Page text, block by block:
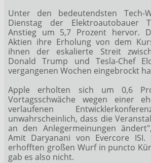
Unter den bedeutendsten Tech-
Dienstag der Elektroautobauer
Anstieg um 5,7 Prozent hervor.
Aktien ihre Erholung von dem
ihnen der eskalierte Streit
Donald Trump und Tesla-Chef
vergangenen Wochen eingebrockt
Apple erholten sich um 0,6
Vortagsschwäche wegen einer
verlaufenen
unwahrscheinlich, dass die
an den Anlegermeinungen
Amit Daryanani von Evercore
erhofften großen Wurf in puncto
gab es also nicht.